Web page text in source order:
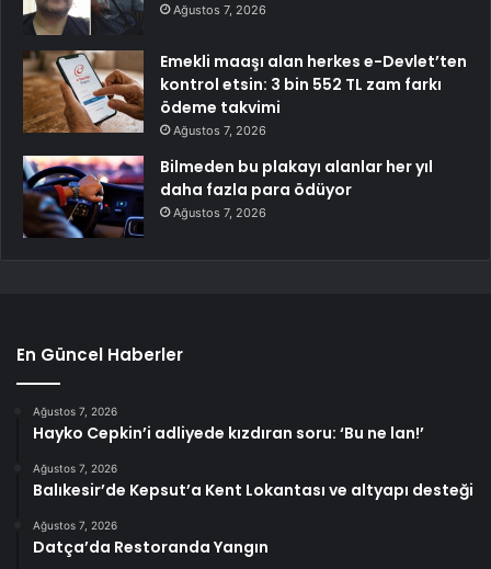
Ağustos 7, 2026
Emekli maaşı alan herkes e-Devlet’ten
kontrol etsin: 3 bin 552 TL zam farkı
ödeme takvimi
Ağustos 7, 2026
Bilmeden bu plakayı alanlar her yıl
daha fazla para ödüyor
Ağustos 7, 2026
En Güncel Haberler
Ağustos 7, 2026
Hayko Cepkin’i adliyede kızdıran soru: ‘Bu ne lan!’
Ağustos 7, 2026
Balıkesir’de Kepsut’a Kent Lokantası ve altyapı desteği
Ağustos 7, 2026
Datça’da Restoranda Yangın